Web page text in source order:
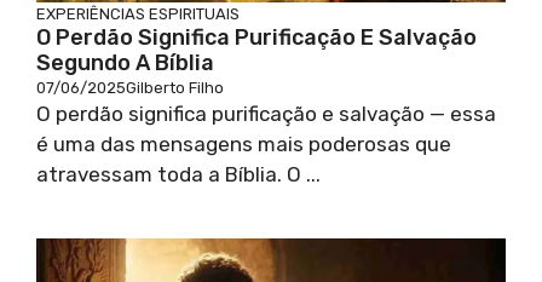
EXPERIÊNCIAS ESPIRITUAIS
O Perdão Significa Purificação E Salvação
Segundo A Bíblia
07/06/2025Gilberto Filho
O perdão significa purificação e salvação — essa
é uma das mensagens mais poderosas que
atravessam toda a Bíblia. O ...